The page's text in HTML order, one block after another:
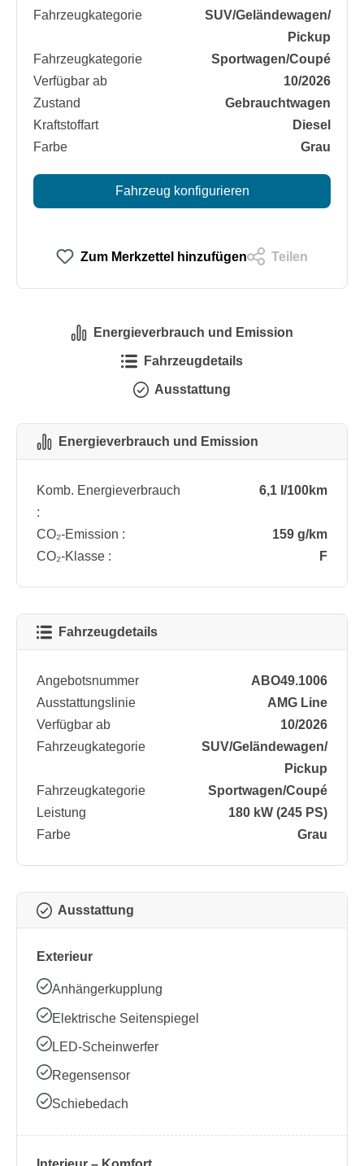
Fahrzeugkategorie
SUV/​Geländewagen/​
Pickup
Fahrzeugkategorie
Sportwagen/​Coupé
Verfügbar ab
10/2026
Zustand
Gebrauchtwagen
Kraftstoffart
Diesel
Farbe
Grau
Fahrzeug konfigurieren
Zum Merkzettel hinzufügen Teilen
Energieverbrauch und Emission
Fahrzeugdetails
Ausstattung
Energieverbrauch und Emission
Komb. Energieverbrauch
:
6,1 l/100km
CO₂-Emission :
159 g/km
CO₂-Klasse :
F
Fahrzeugdetails
Angebotsnummer
ABO49.1006
Ausstattungslinie
AMG Line
Verfügbar ab
10/2026
Fahrzeugkategorie
SUV/​Geländewagen/​
Pickup
Fahrzeugkategorie
Sportwagen/​Coupé
Leistung
180 kW (245 PS)
Farbe
Grau
Ausstattung
Exterieur
Anhängerkupplung
Elektrische Seitenspiegel
LED-Scheinwerfer
Regensensor
Schiebedach